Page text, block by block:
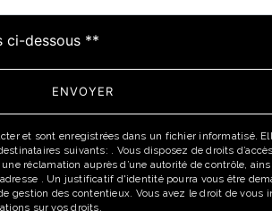
ci-dessous **
ENVOYER
et sont enregistrées dans un fichier informatisé.
suivants: . Vous disposez de droits
réclamation auprès d’une autorité de contrôle,
. Un justificatif d'identité pourra vous être
gestion des contentieux. Vous avez le droit de
sur vos droits.